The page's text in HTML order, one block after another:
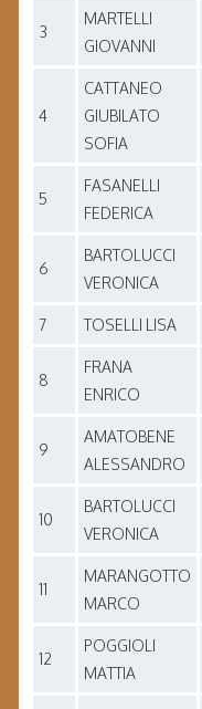
3
MARTELLI
GIOVANNI
4
CATTANEO
GIUBILATO
SOFIA
5
FASANELLI
FEDERICA
6
BARTOLUCCI
VERONICA
7 TOSELLI LISA
8
FRANA
ENRICO
9
AMATOBENE
ALESSANDRO
10
BARTOLUCCI
VERONICA
11
MARANGOTTO
MARCO
12
POGGIOLI
MATTIA